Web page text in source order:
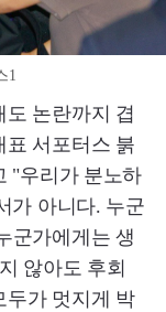
1
논란까지 겹
표 서포터스 붉
"우리가 분노하
가 아니다. 누군
군가에게는 생
않아도 후회
두가 멋지게 박